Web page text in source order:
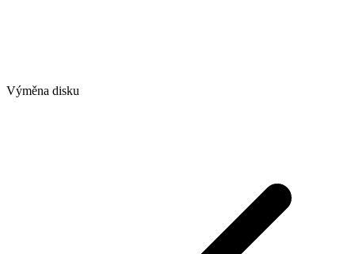
Výměna disku